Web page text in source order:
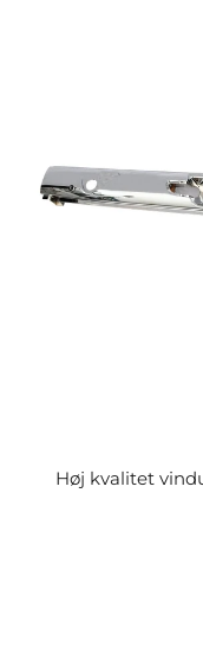
Høj kvalitet